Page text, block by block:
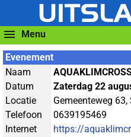
Menu
Evenement
Naam
Datum
Zaterdag 22
Locatie
Gemeenteweg
Telefoon
0639195469
Internet
https://